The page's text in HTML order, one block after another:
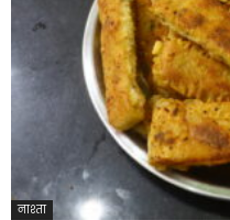
नाश्ता